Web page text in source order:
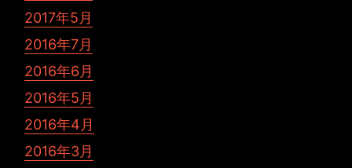
2017年5月
2016年7月
2016年6月
2016年5月
2016年4月
2016年3月